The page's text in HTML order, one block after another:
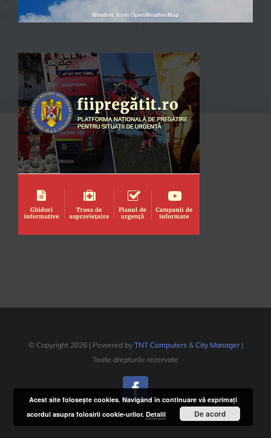
Weather from OpenWeatherMap
© Copyright 2026 | Powered by TNT Computers& City Manager|
Toate drepturile rezervate
Facebook
Acest site foloseşte cookies. Navigând în continuare vă exprimaţi
acordul asupra folosirii cookie-urilor. Detalii De acord